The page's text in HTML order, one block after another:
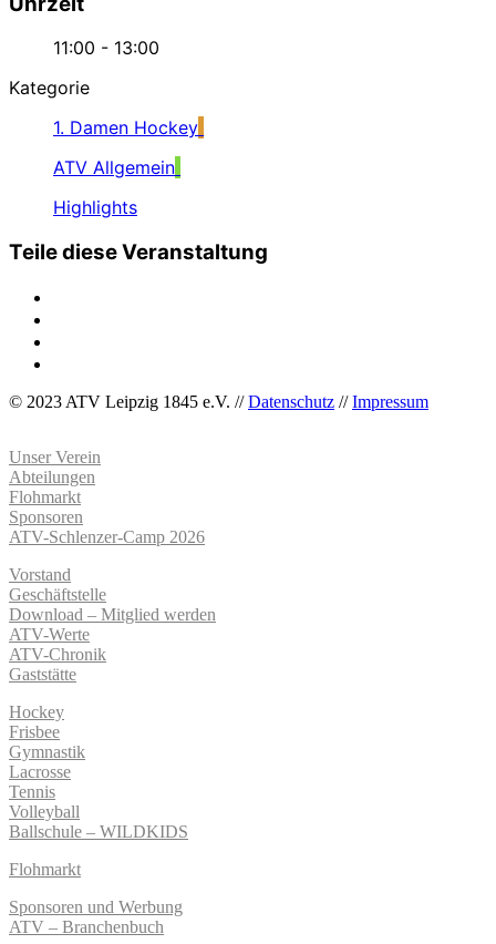
11:00 - 13:00
Kategorie
1. Damen Hockey
ATV Allgemein
Highlights
Teile diese Veranstaltung
© 2023 ATV Leipzig 1845 e.V. //Datenschutz //Impressum
Unser Verein
Abteilungen
Flohmarkt
Sponsoren
ATV-Schlenzer-Camp 2026
Vorstand
Geschäftstelle
Download – Mitglied werden
ATV-Werte
ATV-Chronik
Gaststätte
Hockey
Frisbee
Gymnastik
Lacrosse
Tennis
Volleyball
Ballschule – WILDKIDS
Flohmarkt
Sponsoren und Werbung
ATV – Branchenbuch